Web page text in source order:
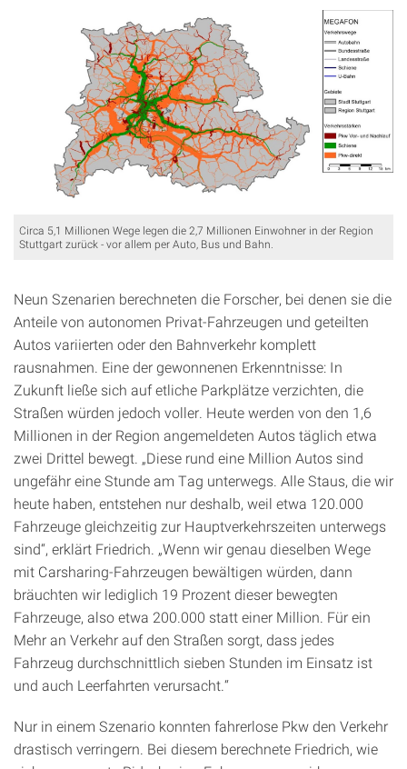
Circa 5,1 Millionen Wege legen die 2,7 Millionen Einwohner in der Region
Stuttgart zurück - vor allem per Auto, Bus und Bahn.
Neun Szenarien berechneten die Forscher, bei denen sie die
Anteile von autonomen Privat-Fahrzeugen und geteilten
Autos variierten oder den Bahnverkehr komplett
rausnahmen. Eine der gewonnenen Erkenntnisse: In
Zukunft ließe sich auf etliche Parkplätze verzichten, die
Straßen würden jedoch voller. Heute werden von den 1,6
Millionen in der Region angemeldeten Autos täglich etwa
zwei Drittel bewegt. „Diese rund eine Million Autos sind
ungefähr eine Stunde am Tag unterwegs. Alle Staus, die wir
heute haben, entstehen nur deshalb, weil etwa 120.000
Fahrzeuge gleichzeitig zur Hauptverkehrszeiten unterwegs
sind“, erklärt Friedrich. „Wenn wir genau dieselben Wege
mit Carsharing-Fahrzeugen bewältigen würden, dann
bräuchten wir lediglich 19 Prozent dieser bewegten
Fahrzeuge, also etwa 200.000 statt einer Million. Für ein
Mehr an Verkehr auf den Straßen sorgt, dass jedes
Fahrzeug durchschnittlich sieben Stunden im Einsatz ist
und auch Leerfahrten verursacht.“
Nur in einem Szenario konnten fahrerlose Pkw den Verkehr
drastisch verringern. Bei diesem berechnete Friedrich, wie